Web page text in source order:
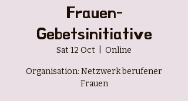
Frauen-
Gebetsinitiative
Sat 12 Oct Online
Organisation: Netzwerk berufener
Frauen